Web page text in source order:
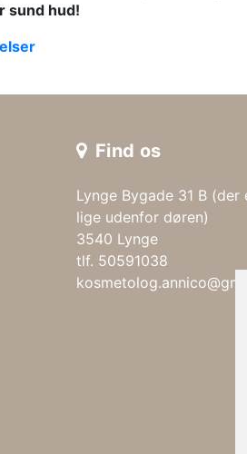
sund hud!
Find os
Lynge Bygade 31 B
lige udenfor døren)
3540 Lynge
tlf. 50591038